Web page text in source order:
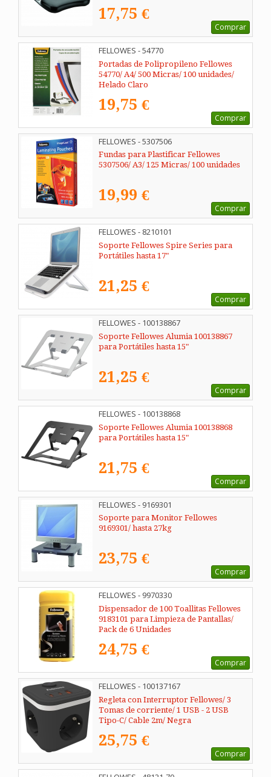
17,75 €
Comprar
FELLOWES - 54770
Portadas de Polipropileno Fellowes
54770/ A4/ 500 Micras/ 100 unidades/
Helado Claro
19,75 €
Comprar
FELLOWES - 5307506
Fundas para Plastificar Fellowes
5307506/ A3/ 125 Micras/ 100 unidades
19,99 €
Comprar
FELLOWES - 8210101
Soporte Fellowes Spire Series para
Portátiles hasta 17"
21,25 €
Comprar
FELLOWES - 100138867
Soporte Fellowes Alumia 100138867
para Portátiles hasta 15"
21,25 €
Comprar
FELLOWES - 100138868
Soporte Fellowes Alumia 100138868
para Portátiles hasta 15"
21,75 €
Comprar
FELLOWES - 9169301
Soporte para Monitor Fellowes
9169301/ hasta 27kg
23,75 €
Comprar
FELLOWES - 9970330
Dispensador de 100 Toallitas Fellowes
9183101 para Limpieza de Pantallas/
Pack de 6 Unidades
24,75 €
Comprar
FELLOWES - 100137167
Regleta con Interruptor Fellowes/ 3
Tomas de corriente/ 1 USB - 2 USB
Tipo-C/ Cable 2m/ Negra
25,75 €
Comprar